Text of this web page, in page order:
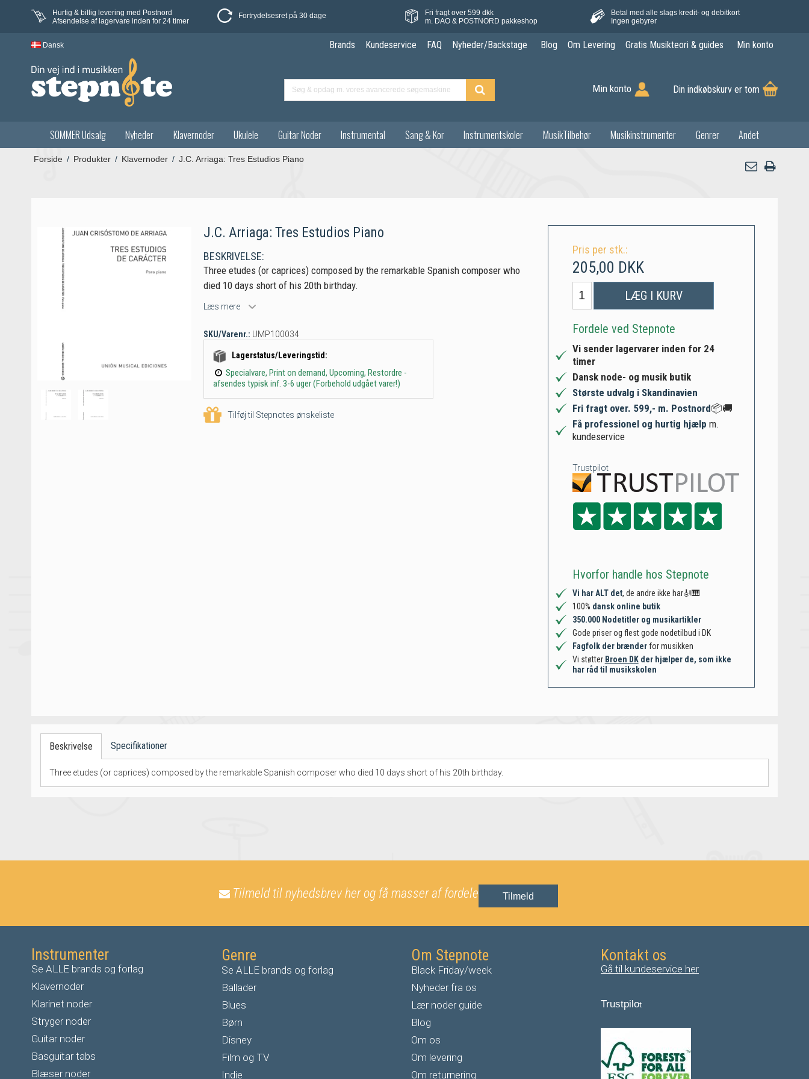
Hurtig & billig levering med Postnord
Afsendelse af lagervare inden for 24 timer
Fortrydelsesret på 30 dage
Fri fragt over 599 dkk
m. DAO & POSTNORD pakkeshop
Betal med alle slags kredit- og debitkort
Ingen gebyrer
Dansk Brands Kundeservice FAQ Nyheder/Backstage Blog Om Levering Gratis Musikteori & guides Min konto
Min konto Din indkøbskurv er tom
SOMMER Udsalg Nyheder Klavernoder Ukulele Guitar Noder Instrumental Sang & Kor Instrumentskoler MusikTilbehør Musikinstrumenter Genrer Andet
Forside / Produkter / Klavernoder / J.C. Arriaga: Tres Estudios Piano
J.C. Arriaga: Tres Estudios Piano
BESKRIVELSE:
Three etudes (or caprices) composed by the remarkable Spanish composer who
died 10 days short of his 20th birthday.
Læs mere
SKU/Varenr.: UMP100034
Lagerstatus/Leveringstid:
Specialvare, Print on demand, Upcoming, Restordre -
afsendes typisk inf. 3-6 uger (Forbehold udgået varer!)
Tilføj til Stepnotes ønskeliste
Pris per stk.:
205,00 DKK
LÆG I KURV
Fordele ved Stepnote
Vi sender lagervarer inden for 24
timer
Dansk node- og musik butik
Største udvalg i Skandinavien
Fri fragt over. 599,- m. Postnord📦🚚
Få professionel og hurtig hjælp m.
kundeservice
Trustpilot
Hvorfor handle hos Stepnote
Vi har ALT det, de andre ikke har🎻🎹
100% dansk online butik
350.000 Nodetitler og musikartikler
Gode priser og flest gode nodetilbud i DK
Fagfolk der brænderfor musikken
Vi støtter Broen DKder hjælper de, som ikke
har råd til musikskolen
Beskrivelse Specifikationer
Three etudes (or caprices) composed by the remarkable Spanish composer who died 10 days short of his 20th birthday.
Tilmeld til nyhedsbrev her og få masser af fordele Tilmeld
Instrumenter
Se ALLE brands og forlag
Klavernoder
Klarinet noder
Stryger noder
Guitar noder
Basguitar tabs
Blæser noder
Genre
Se ALLE brands og forlag
Ballader
Blues
Børn
Disney
Film og TV
Indie
Om Stepnote
Black Friday/week
Nyheder fra os
Lær noder guide
Blog
Om os
Om levering
Om returnering
Kontakt os
Gå til kundeservice her
Trustpilot